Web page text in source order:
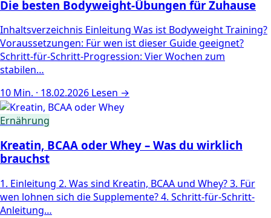
Die besten Bodyweight-Übungen für Zuhause
Inhaltsverzeichnis Einleitung Was ist Bodyweight Training?
Voraussetzungen: Für wen ist dieser Guide geeignet?
Schritt-für-Schritt-Progression: Vier Wochen zum
stabilen…
10 Min. · 18.02.2026 Lesen →
Ernährung
Kreatin, BCAA oder Whey – Was du wirklich
brauchst
1. Einleitung 2. Was sind Kreatin, BCAA und Whey? 3. Für
wen lohnen sich die Supplemente? 4. Schritt-für-Schritt-
Anleitung…